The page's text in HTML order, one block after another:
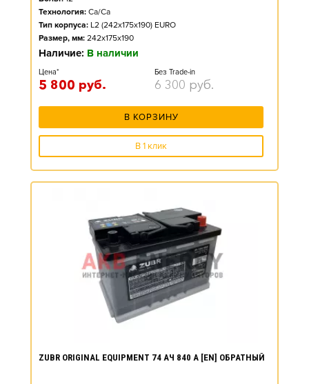
Технология: Ca/Ca
Тип корпуса: L2 (242x175x190) EURO
Размер, мм: 242x175x190
Наличие: В наличии
Цена*
5 800 руб.
Без Trade-in
6 300 руб.
В КОРЗИНУ
В 1 клик
ZUBR ORIGINAL EQUIPMENT 74 АЧ 840 А [EN] ОБРАТНЫЙ